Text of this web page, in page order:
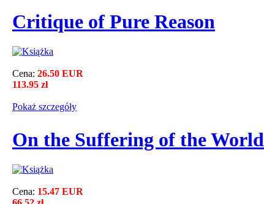
Critique of Pure Reason
Cena: 26.50 EUR
113.95 zł
Pokaż szczegόły
On the Suffering of the World
Cena: 15.47 EUR